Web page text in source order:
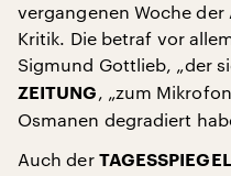
vergangenen Woche
Kritik. Die betraf vor
Sigmund Gottlieb, „der
ZEITUNG , „zum
Osmanen degradiert
Auch der TAGESSPIEGEL